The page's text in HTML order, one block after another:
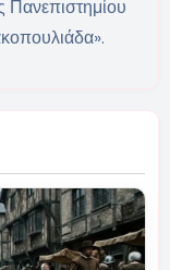
Πανεπιστημίου